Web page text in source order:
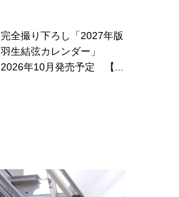
完全撮り下ろし「2027年版
羽生結弦カレンダー」
2026年10月発売予定 【...